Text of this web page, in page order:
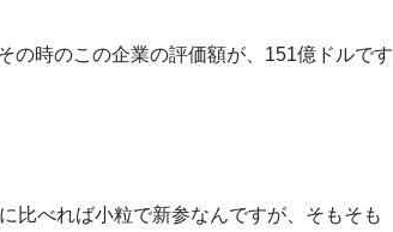
の時のこの企業の評価額が、151億ドルです
比べれば小粒で新参なんですが、そもそも